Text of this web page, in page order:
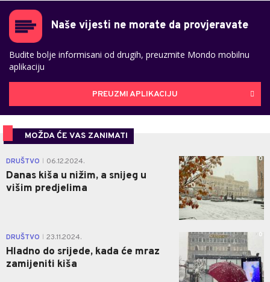
Naše vijesti ne morate da provjeravate
Budite bolje informisani od drugih, preuzmite Mondo mobilnu
aplikaciju
PREUZMI APLIKACIJU
MOŽDA ĆE VAS ZANIMATI
DRUŠTVO 06.12.2024.
Danas kiša u nižim, a snijeg u
višim predjelima
0
DRUŠTVO 23.11.2024.
Hladno do srijede, kada će mraz
zamijeniti kiša
0